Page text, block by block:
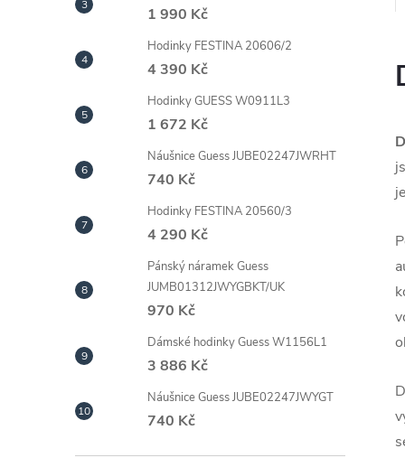
1 990 Kč
Hodinky FESTINA 20606/2
4 390 Kč
Hodinky GUESS W0911L3
1 672 Kč
Náušnice Guess JUBE02247JWRHT
740 Kč
Hodinky FESTINA 20560/3
4 290 Kč
Pánský náramek Guess
JUMB01312JWYGBKT/UK
970 Kč
Dámské hodinky Guess W1156L1
3 886 Kč
Náušnice Guess JUBE02247JWYGT
740 Kč